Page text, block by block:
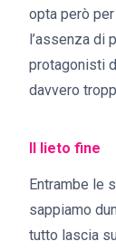
opta però
l’assenza di
protagonisti
davvero
Il lieto fine
Entrambe le
sappiamo
tutto lascia